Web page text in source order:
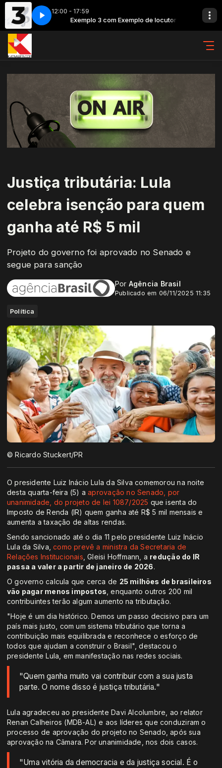
12:00 - 17:59
de locutor Exemplo 3 com Exemplo de locutor
1 vinhetao 1
Justiça tributária: Lula
celebra isenção para quem
ganha até R$ 5 mil
Projeto do governo foi aprovado no Senado e
segue para sanção
Por Agência Brasil
Publicado em 06/11/2025 11:35
Política
© Ricardo Stuckert/PR
O presidente Luiz Inácio Lula da Silva comemorou na noite
desta quarta-feira (5) a aprovação no Senado, por
unanimidade, do projeto de lei 1087/2025 que isenta do
Imposto de Renda (IR) quem ganha até R$ 5 mil mensais e
aumenta a taxação de altas rendas.
Sendo sancionado até o dia 11 pelo presidente Luiz Inácio
Lula da Silva, como prevê a ministra da Secretaria de
Relações Institucionais , Gleisi Hoffmann, a redução do IR
passa a valer a partir de janeiro de 2026.
O governo calcula que cerca de 25 milhões de brasileiros
vão pagar menos impostos , enquanto outros 200 mil
contribuintes terão algum aumento na tributação.
"Hoje é um dia histórico. Demos um passo decisivo para um
país mais justo, com um sistema tributário que torna a
contribuição mais equilibrada e reconhece o esforço de
todos que ajudam a construir o Brasil", destacou o
presidente Lula, em manifestação nas redes sociais.
"Quem ganha muito vai contribuir com a sua justa
parte. O nome disso é justiça tributária."
Lula agradeceu ao presidente Davi Alcolumbre, ao relator
Renan Calheiros (MDB-AL) e aos líderes que conduziram o
processo de aprovação do projeto no Senado, após sua
aprovação na Câmara. Por unanimidade, nos dois casos.
"Uma vitória da democracia e da justiça social. É o